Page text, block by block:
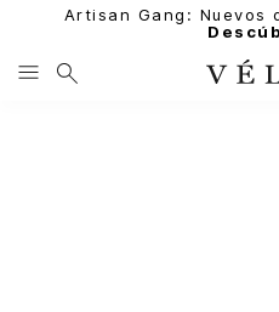
Artisan Gang: Nuevos